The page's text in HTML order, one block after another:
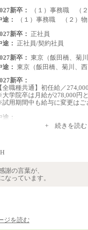
新卒：
（１）事務職 （
途：
（１）事務職 （２）物
新卒： 正社員
途： 正社員/契約社員
新卒： 東京（飯田橋、菊
途： 東京（飯田橋、菊川、西
新卒：
【全職種共通】初任給／
学院卒は月給が278,000円と
用期間中も給与に変更はご
途：
（１）～（４）274,000円（月給
務内容・勤務形態に応じて
用期間中も給与に変更はご
+ 続きを読む
謝の言葉が、
なっています。
ジを読む